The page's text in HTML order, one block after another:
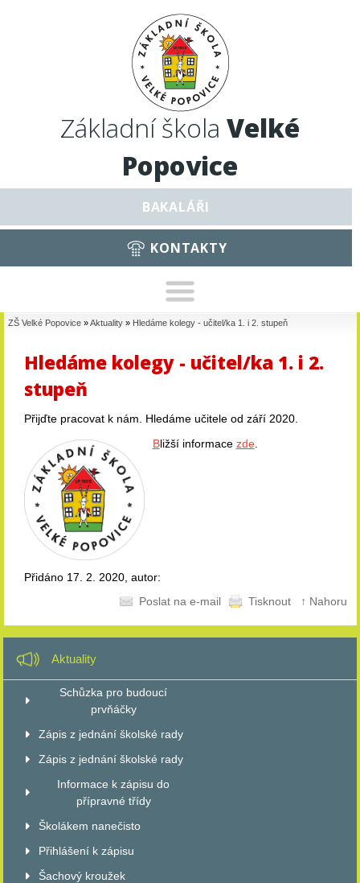
Základní škola Velké
Popovice
BAKALÁŘI
KONTAKTY
ZŠ Velké Popovice » Aktuality » Hledáme kolegy - učitel/ka 1. i 2. stupeň
Hledáme kolegy - učitel/ka 1. i 2.
stupeň
Přijďte pracovat k nám. Hledáme učitele od září 2020.
Bližší informace zde.
Přidáno 17. 2. 2020, autor:
Poslat na e-mail
Tisknout ↑ Nahoru
Aktuality
Schůzka pro budoucí
prvňáčky
Zápis z jednání školské rady
Zápis z jednání školské rady
Informace k zápisu do
přípravné třídy
Školákem nanečisto
Přihlášení k zápisu
Šachový kroužek